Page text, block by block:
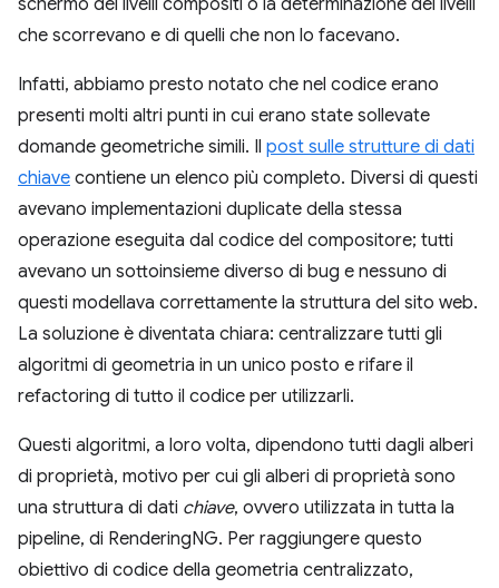
che scorrevano e di quelli che non lo facevano.
Infatti, abbiamo presto notato che nel codice erano
presenti molti altri punti in cui erano state sollevate
domande geometriche simili. Il post sulle strutture di dati
chiave contiene un elenco più completo. Diversi di questi
avevano implementazioni duplicate della stessa
operazione eseguita dal codice del compositore; tutti
avevano un sottoinsieme diverso di bug e nessuno di
questi modellava correttamente la struttura del sito web.
La soluzione è diventata chiara: centralizzare tutti gli
algoritmi di geometria in un unico posto e rifare il
refactoring di tutto il codice per utilizzarli.
Questi algoritmi, a loro volta, dipendono tutti dagli alberi
di proprietà, motivo per cui gli alberi di proprietà sono
una struttura di dati chiave, ovvero utilizzata in tutta la
pipeline, di RenderingNG. Per raggiungere questo
obiettivo di codice della geometria centralizzato,